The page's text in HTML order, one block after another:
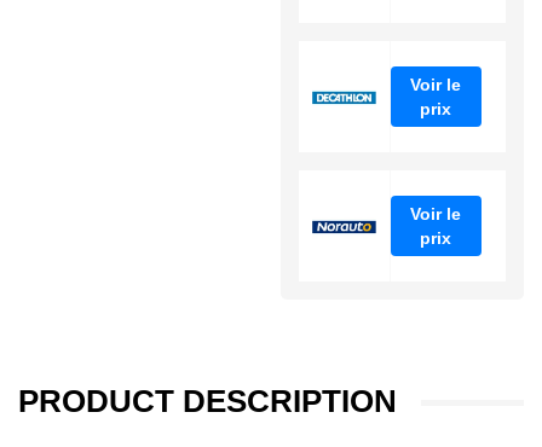
Voir le
prix
Voir le
prix
PRODUCT DESCRIPTION